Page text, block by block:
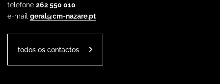
telefone 262 550 010
e-mail geral@cm-nazare.pt
todos os contactos